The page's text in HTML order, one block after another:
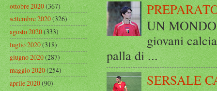
UN
giovani
palla di ...
SERSALE
ottobre 2020(367)
settembre 2020(326)
agosto 2020(333)
luglio 2020(318)
giugno 2020(287)
maggio 2020(254)
aprile 2020(90)